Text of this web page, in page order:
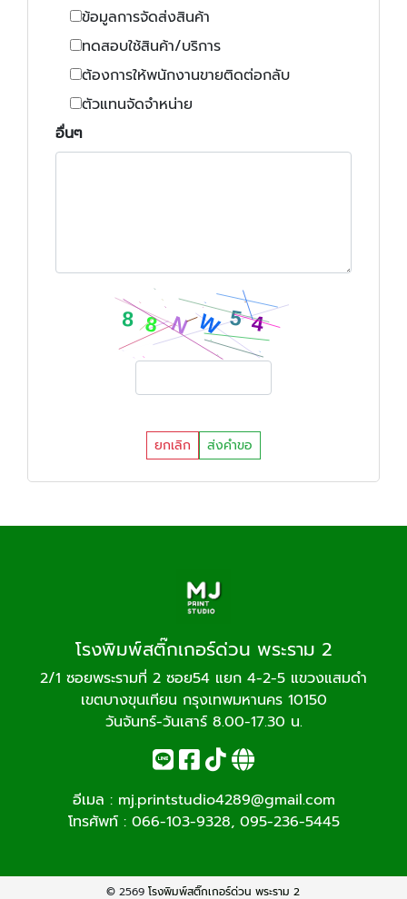
ข้อมูลการจัดส่งสินค้า
ทดสอบใช้สินค้า/บริการ
ต้องการให้พนักงานขายติดต่อกลับ
ตัวแทนจัดจำหน่าย
อื่นๆ
ยกเลิก ส่งคำขอ
โรงพิมพ์สติ๊กเกอร์ด่วน พระราม 2
2/1 ซอยพระรามที่ 2 ซอย54 แยก 4-2-5 แขวงแสมดำ
เขตบางขุนเทียน กรุงเทพมหานคร 10150
วันจันทร์-วันเสาร์ 8.00-17.30 น.
อีเมล : mj.printstudio4289@gmail.com
โทรศัพท์ : 066-103-9328, 095-236-5445
© 2569โรงพิมพ์สติ๊กเกอร์ด่วน พระราม 2